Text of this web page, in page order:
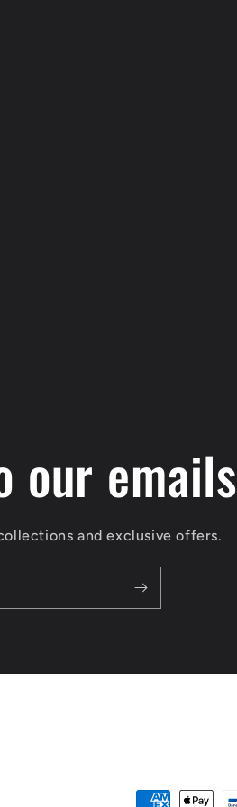
our emails
and exclusive offers.
Formas